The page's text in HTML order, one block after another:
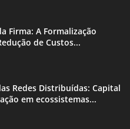
Firma: A Formalização
de Custos...
Redes Distribuídas: Capital
em ecossistemas...